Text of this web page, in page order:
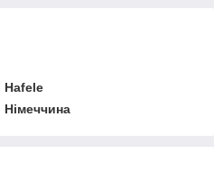
Hafele
Німеччина